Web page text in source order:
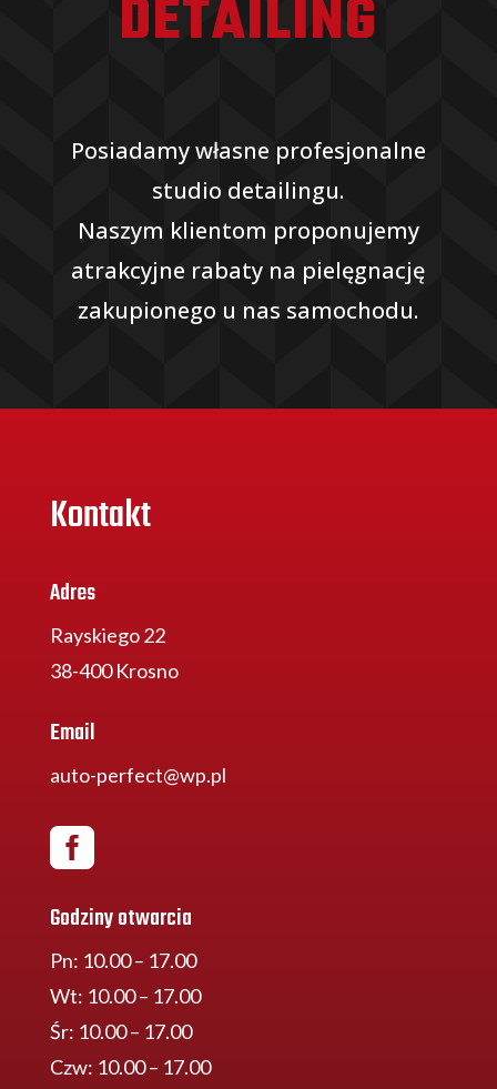
DETAILING
Posiadamy własne profesjonalne
studio detailingu.
Naszym klientom proponujemy
atrakcyjne rabaty na pielęgnację
zakupionego u nas samochodu.
Kontakt
Adres
Rayskiego 22
38-400 Krosno
Email
auto-perfect@wp.pl

Godziny otwarcia
Pn: 10.00 – 17.00
Wt: 10.00 – 17.00
Śr: 10.00 – 17.00
Czw: 10.00 – 17.00